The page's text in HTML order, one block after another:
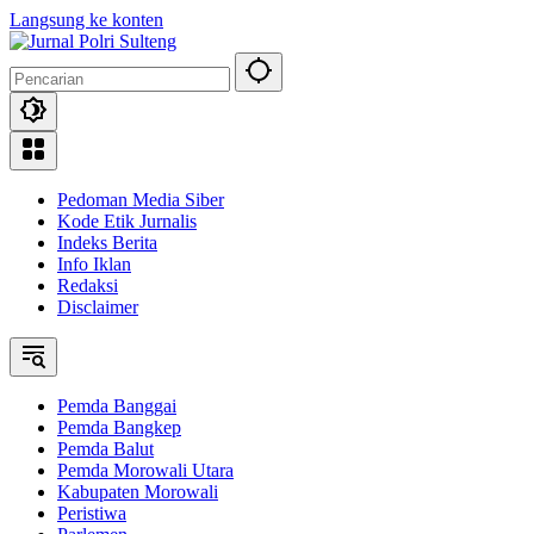
Langsung ke konten
Pedoman Media Siber
Kode Etik Jurnalis
Indeks Berita
Info Iklan
Redaksi
Disclaimer
Pemda Banggai
Pemda Bangkep
Pemda Balut
Pemda Morowali Utara
Kabupaten Morowali
Peristiwa